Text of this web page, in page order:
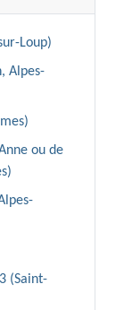
Loup)
Alpes-
ou de
(Saint-